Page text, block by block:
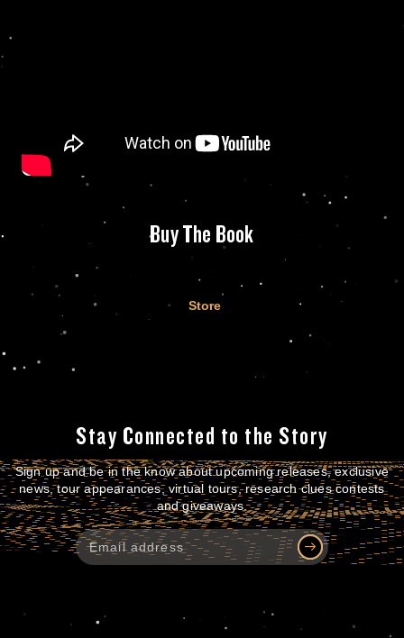
Buy The Book
Store
Stay Connected to the Story
Sign up and be in the know about upcoming releases, exclusive
news, tour appearances, virtual tours, research clues contests
and giveaways.